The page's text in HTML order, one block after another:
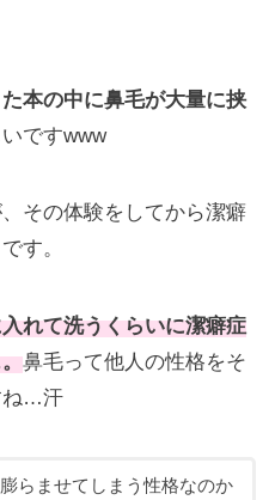
本の中に鼻毛が大量に挟
ですwww
その体験をしてから潔癖
す。
れて洗うくらいに潔癖症
鼻毛って他人の性格をそ
ね…汗
らませてしまう性格なのか